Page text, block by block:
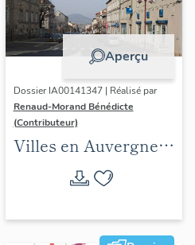
Aperçu
Dossier IA00141347 | Réalisé par
Renaud-Morand Bénédicte
(Contributeur)
Villes en Auvergne :
les formes urbaines